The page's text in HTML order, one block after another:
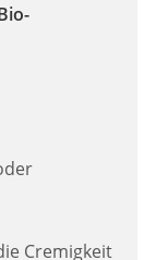
Cremigkeit